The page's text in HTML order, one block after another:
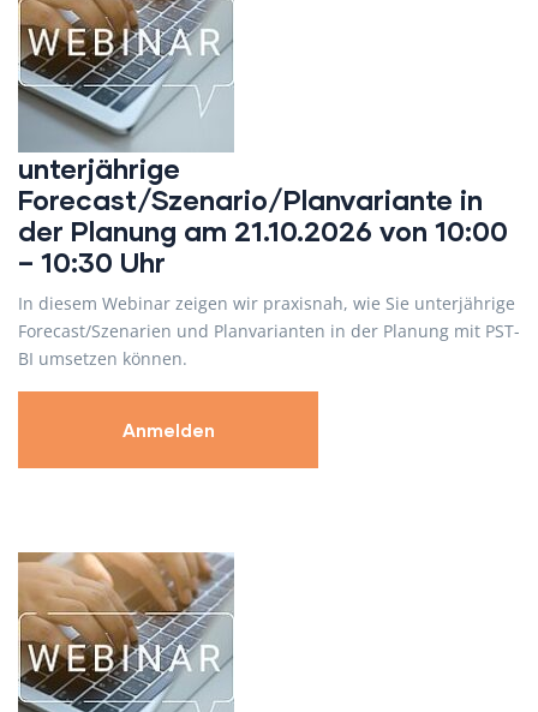
unterjährige
Forecast/Szenario/Planvariante in
der Planung am 21.10.2026 von 10:00
– 10:30 Uhr
In diesem Webinar zeigen wir praxisnah, wie Sie unterjährige
Forecast/Szenarien und Planvarianten in der Planung mit PST-
BI umsetzen können.
Anmelden